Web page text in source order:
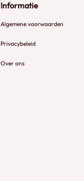
Informatie
Algemene voorwaarden
Privacybeleid
Over ons